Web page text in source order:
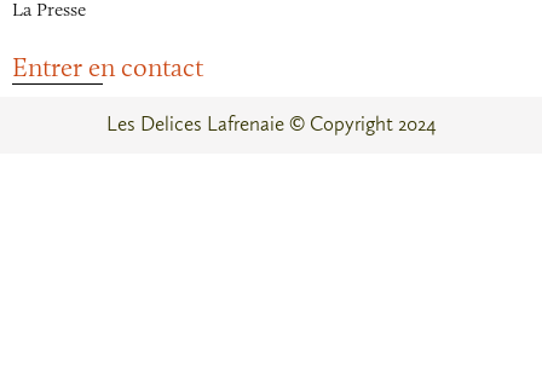
La Presse
Entrer en contact
Les Delices Lafrenaie © Copyright 2024